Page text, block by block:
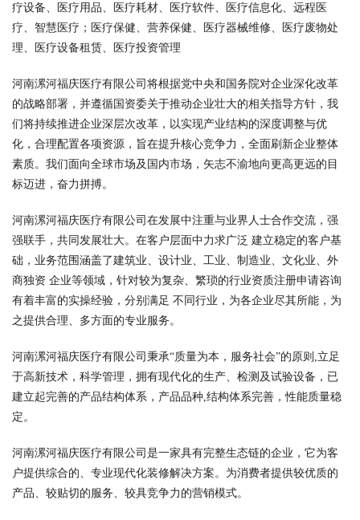
疗设备、医疗用品、医疗耗材、医疗软件、医疗信息化、远程医
疗、智慧医疗；医疗保健、营养保健、医疗器械维修、医疗废物处
理、医疗设备租赁、医疗投资管理
河南漯河福庆医疗有限公司将根据党中央和国务院对企业深化改革
的战略部署，并遵循国资委关于推动企业壮大的相关指导方针，我
们将持续推进企业深层次改革，以实现产业结构的深度调整与优
化，合理配置各项资源，旨在提升核心竞争力，全面刷新企业整体
素质。我们面向全球市场及国内市场，矢志不渝地向更高更远的目
标迈进，奋力拼搏。
河南漯河福庆医疗有限公司在发展中注重与业界人士合作交流，强
强联手，共同发展壮大。在客户层面中力求广泛 建立稳定的客户基
础，业务范围涵盖了建筑业、设计业、工业、制造业、文化业、外
商独资 企业等领域，针对较为复杂、繁琐的行业资质注册申请咨询
有着丰富的实操经验，分别满足 不同行业，为各企业尽其所能，为
之提供合理、多方面的专业服务。
河南漯河福庆医疗有限公司秉承“质量为本，服务社会”的原则,立足
于高新技术，科学管理，拥有现代化的生产、检测及试验设备，已
建立起完善的产品结构体系，产品品种,结构体系完善，性能质量稳
定。
河南漯河福庆医疗有限公司是一家具有完整生态链的企业，它为客
户提供综合的、专业现代化装修解决方案。为消费者提供较优质的
产品、较贴切的服务、较具竞争力的营销模式。